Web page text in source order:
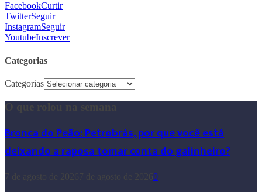
FacebookCurtir
TwitterSeguir
InstagramSeguir
YoutubeInscrever
Categorias
Categorias
O que rolou na semana
Bronca do Peão: Petrobrás, por que você está
deixando a raposa tomar conta do galinheiro?
0